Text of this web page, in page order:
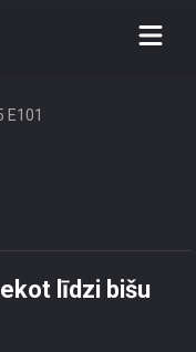
sekot līdzi
E101
līdzi bišu